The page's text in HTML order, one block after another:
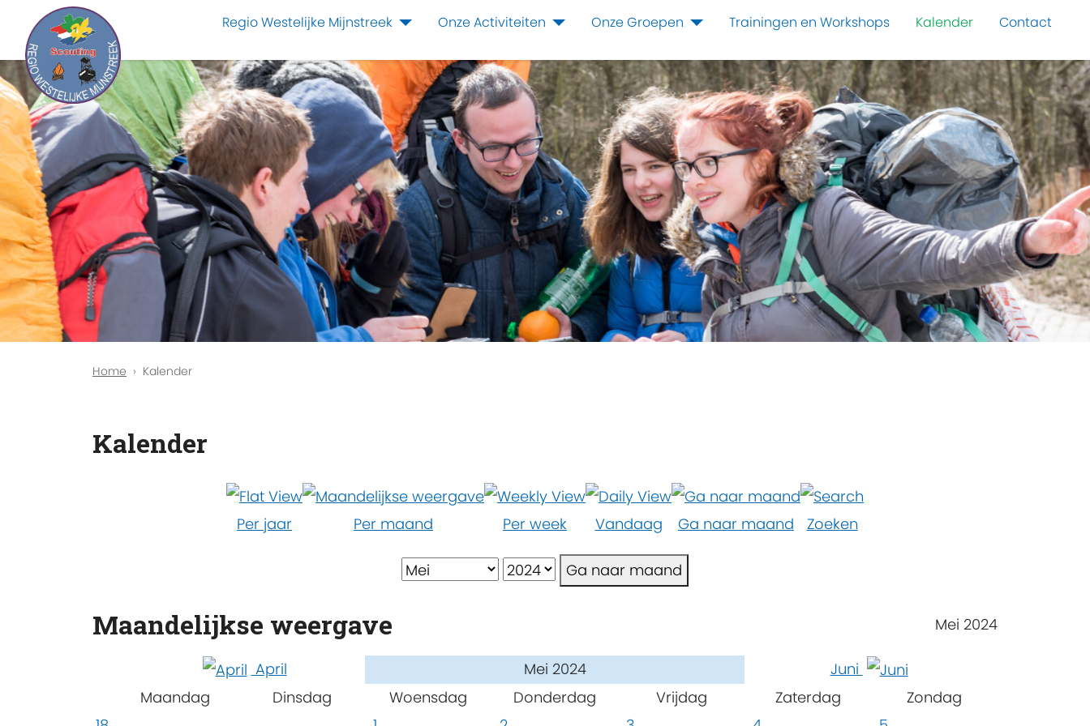
Regio Westelijke Mijnstreek Onze Activiteiten Onze Groepen Trainingen en Workshops Kalender Contact
Home Kalender
Kalender
Per jaar Per maand Per week Vandaag Ga naar maand Zoeken
Ga naar maand
Maandelijkse weergave Mei 2024
April Mei 2024
Juni
Maandag
Dinsdag Woensdag Donderdag Vrijdag Zaterdag
Zondag